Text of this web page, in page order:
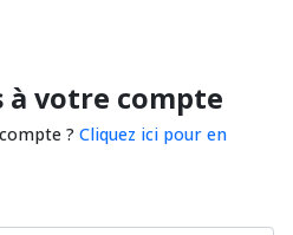
à votre compte
? Cliquez ici pour en